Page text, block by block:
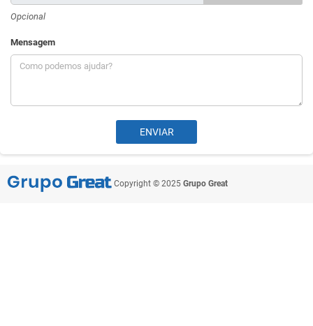
Opcional
Mensagem
Copyright © 2025 Grupo Great